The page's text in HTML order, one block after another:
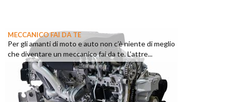
MECCANICO FAI DA TE
Per gli amanti di moto e auto non c’è niente di meglio
che diventare un meccanico fai da te. L’attre...